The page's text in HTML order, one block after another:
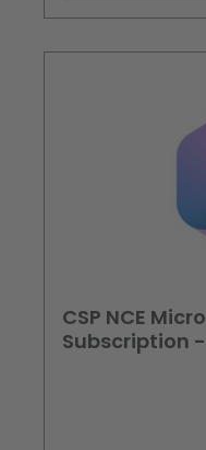
CSP NCE
Subscription -